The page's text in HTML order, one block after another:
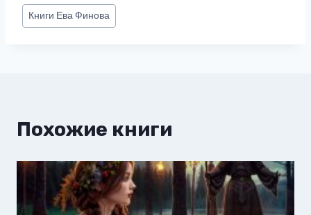
Метки
записи:
Книги Ева Финова
Похожие книги